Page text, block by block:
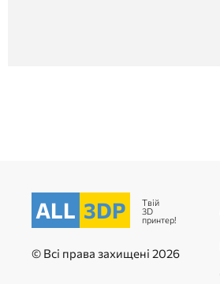
ALL 3DP
Твій
3D
принтер!
© Всі права захищені 2026